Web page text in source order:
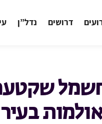
דרושים נדל”ן